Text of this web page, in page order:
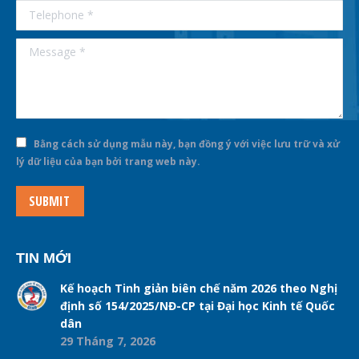
Telephone *
Message *
Bằng cách sử dụng mẫu này, bạn đồng ý với việc lưu trữ và xử
lý dữ liệu của bạn bởi trang web này.
SUBMIT
TIN MỚI
Kế hoạch Tinh giản biên chế năm 2026 theo Nghị
định số 154/2025/NĐ-CP tại Đại học Kinh tế Quốc
dân
29 Tháng 7, 2026